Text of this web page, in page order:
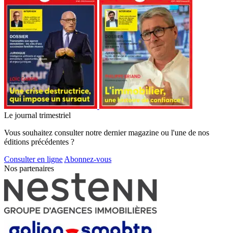
Le journal trimestriel
Vous souhaitez consulter notre dernier magazine ou l'une de nos
éditions précédentes ?
Consulter en ligne Abonnez-vous
Nos partenaires